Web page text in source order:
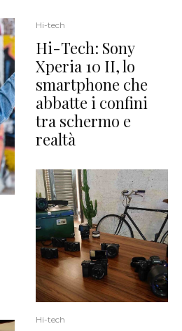
Hi-tech
Hi-Tech: Sony
Xperia 10 II, lo
smartphone che
abbatte i confini
tra schermo e
realtà
Hi-tech